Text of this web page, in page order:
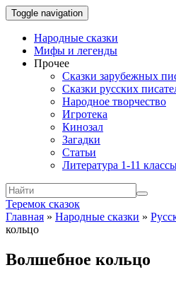
Toggle navigation
Народные сказки
Мифы и легенды
Прочее
Сказки зарубежных
Сказки русских
Народное творчество
Игротека
Кинозал
Загадки
Статьи
Литература 1-11
Теремок сказок
Главная » Народные сказки »
кольцо
Волшебное кольцо